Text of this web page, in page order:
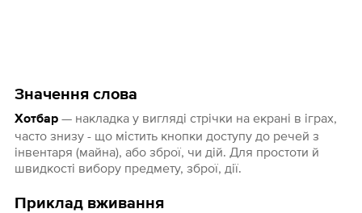
Значення слова
Хотбар— накладка у вигляді стрічки на екрані в іграх,
часто знизу - що містить кнопки доступу до речей з
інвентаря (майна), або зброї, чи дій. Для простоти й
швидкості вибору предмету, зброї, дії.
Приклад вживання